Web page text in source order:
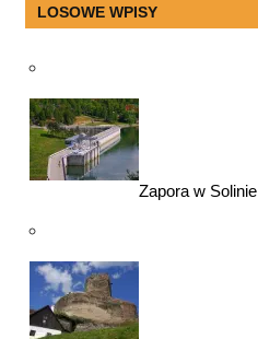
LOSOWE WPISY
Zapora w